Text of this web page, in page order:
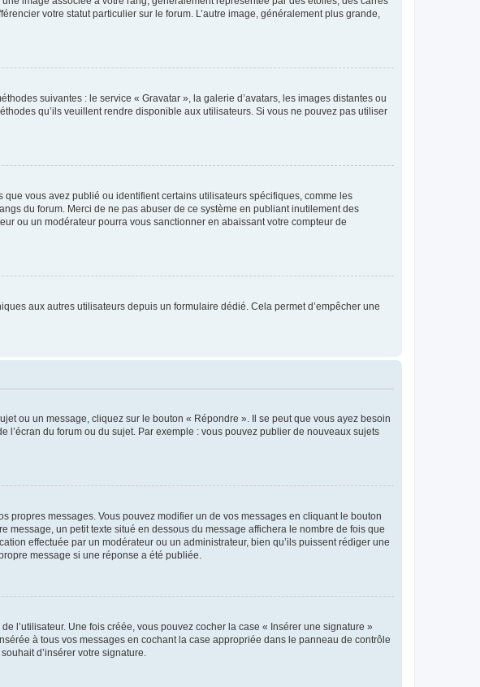
votre statut particulier sur le forum. L’autre image, généralement plus grande,
suivantes : le service « Gravatar », la galerie d’avatars, les images distantes ou
qu’ils veuillent rendre disponible aux utilisateurs. Si vous ne pouvez pas utiliser
vous avez publié ou identifient certains utilisateurs spécifiques, comme les
du forum. Merci de ne pas abuser de ce système en publiant inutilement des
ou un modérateur pourra vous sanctionner en abaissant votre compteur de
aux autres utilisateurs depuis un formulaire dédié. Cela permet d’empêcher une
ou un message, cliquez sur le bouton « Répondre ». Il se peut que vous ayez besoin
du forum ou du sujet. Par exemple : vous pouvez publier de nouveaux sujets
propres messages. Vous pouvez modifier un de vos messages en cliquant le bouton
un petit texte situé en dessous du message affichera le nombre de fois que
effectuée par un modérateur ou un administrateur, bien qu’ils puissent rédiger une
message si une réponse a été publiée.
l’utilisateur. Une fois créée, vous pouvez cocher la case « Insérer une signature »
à tous vos messages en cochant la case appropriée dans le panneau de contrôle
d’insérer votre signature.